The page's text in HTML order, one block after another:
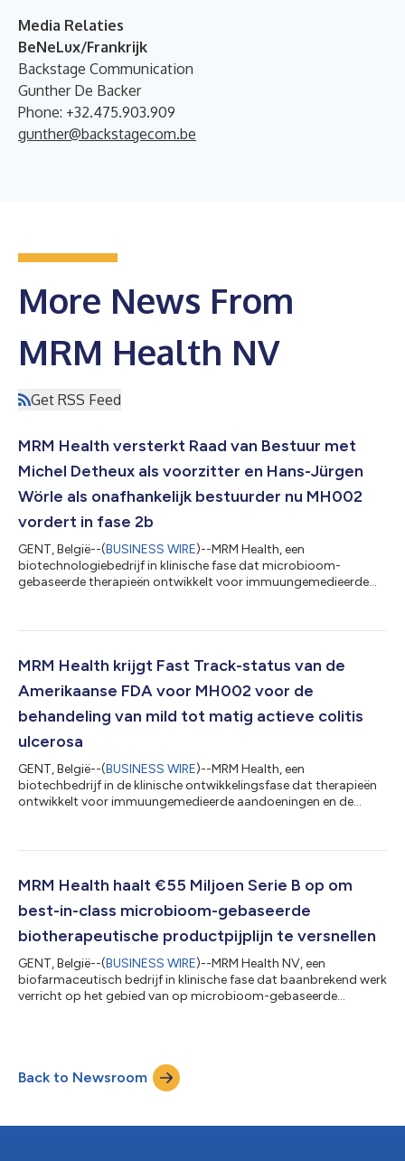
Media Relaties
BeNeLux/Frankrijk
Backstage Communication
Gunther De Backer
Phone: +32.475.903.909
gunther@backstagecom.be
More News From
MRM Health NV
Get RSS Feed
MRM Health versterkt Raad van Bestuur met
Michel Detheux als voorzitter en Hans-Jürgen
Wörle als onafhankelijk bestuurder nu MH002
vordert in fase 2b
GENT, België--(BUSINESS WIRE)--MRM Health, een
biotechnologiebedrijf in klinische fase dat microbioom-
gebaseerde therapieën ontwikkelt voor immuungemedieerde
MH002, zijn leidende programma dat zich momenteel in fase
van de FDA Fast Track-status en een Series B-
financieringsronde van 55 miljoen euro, versterkt MRM Health...
MRM Health krijgt Fast Track-status van de
Amerikaanse FDA voor MH002 voor de
behandeling van mild tot matig actieve colitis
ulcerosa
GENT, België--(BUSINESS WIRE)--MRM Health, een
biotechbedrijf in de klinische ontwikkelingsfase dat therapieën
ontwikkelt voor immuungemedieerde aandoeningen en de
leidende rationeel ontworpen kandidaat binnen de categorie
Amerikaanse Food and Drug Administration (FDA) de Fast
Track-status heeft gekregen voor de behandeling v...
MRM Health haalt €55 Miljoen Serie B op om
best-in-class microbioom-gebaseerde
biotherapeutische productpijplijn te versnellen
GENT, België--(BUSINESS WIRE)--MRM Health NV, een
biofarmaceutisch bedrijf in klinische fase dat baanbrekend werk
verricht op het gebied van op microbioom-gebaseerde
kapitaalronde werd getrokken door het Franse farmabedrijf
Biocodex en omvatte sterke deelname van het Duitse ATHOS
evenals de nieuwe investeerder BNP Paribas Fo...
Back to Newsroom